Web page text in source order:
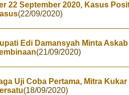
22 September 2020, Kasus
(22/09/2020)
Edi Damansyah Minta
(21/09/2020)
Uji Coba Pertama, Mitra
(18/09/2020)